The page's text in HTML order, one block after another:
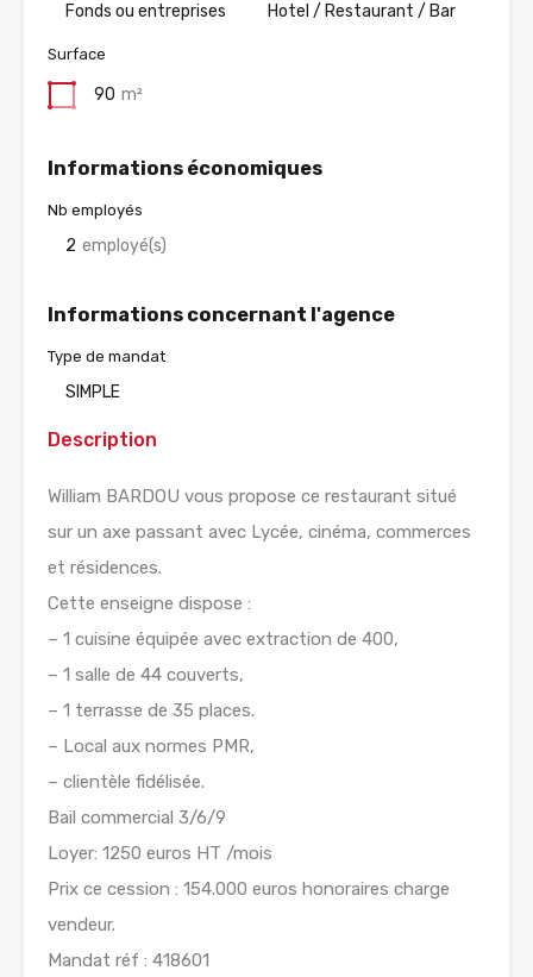
Fonds ou entreprises Hotel / Restaurant / Bar
Surface
90 m²
Informations économiques
Nb employés
2 employé(s)
Informations concernant l'agence
Type de mandat
SIMPLE
Description
William BARDOU vous propose ce restaurant situé
sur un axe passant avec Lycée, cinéma, commerces
et résidences.
Cette enseigne dispose :
– 1 cuisine équipée avec extraction de 400,
– 1 salle de 44 couverts,
– 1 terrasse de 35 places.
– Local aux normes PMR,
– clientèle fidélisée.
Bail commercial 3/6/9
Loyer: 1250 euros HT /mois
Prix ce cession : 154.000 euros honoraires charge
vendeur.
Mandat réf : 418601